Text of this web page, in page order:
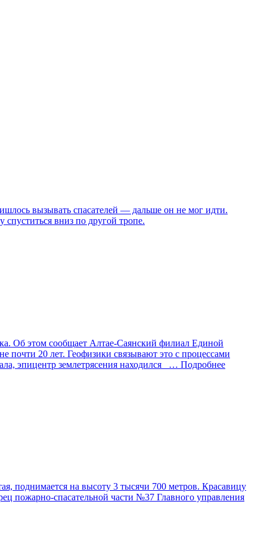
вызывать спасателей — дальше он не мог идти.
вниз по другой тропе.
Об этом сообщает Алтае-Саянский филиал Единой
почти 20 лет. Геофизики связывают это с процессами
эпицентр землетрясения находился
… Подробнее
поднимается на высоту 3 тысячи 700 метров. Красавицу
пожарно-спасательной части №37 Главного управления